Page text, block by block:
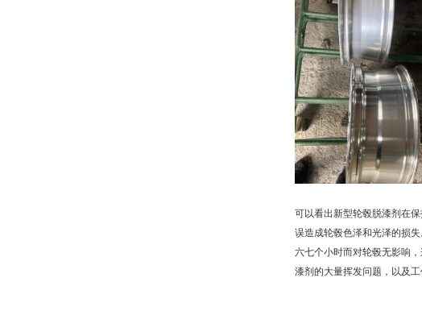
可以看出新型轮毂脱漆剂在
误造成轮毂色泽和光泽的损
六七个小时而对轮毂无影响
漆剂的大量挥发问题，以及工